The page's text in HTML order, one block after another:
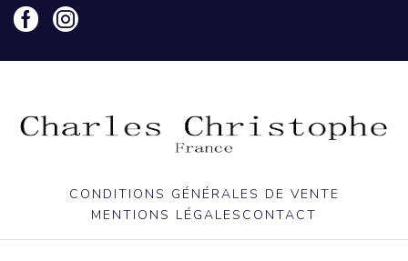
CONDITIONS GÉNÉRALES DE VENTE
MENTIONS LÉGALES CONTACT